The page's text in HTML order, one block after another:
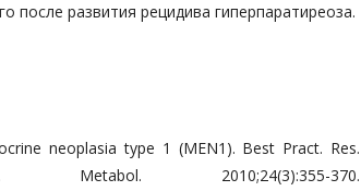
после развития рецидива гиперпаратиреоза.
neoplasia type 1 (MEN1). Best Pract. Res.
Metabol. 2010;24(3):355-370.